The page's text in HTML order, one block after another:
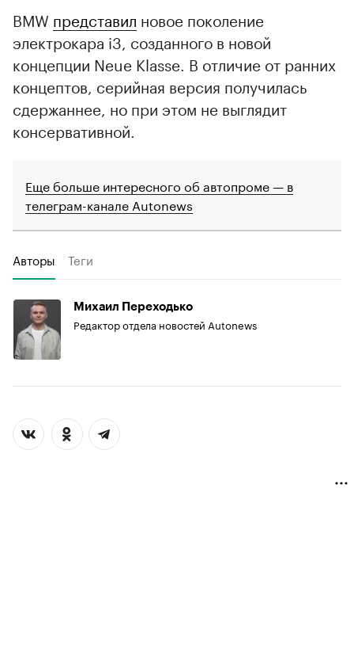
BMW представил новое поколение
электрокара i3, созданного в новой
концепции Neue Klasse. В отличие от ранних
концептов, серийная версия получилась
сдержаннее, но при этом не выглядит
консервативной.
Еще больше интересного об автопроме — в
телеграм-канале Autonews
Авторы Теги
Михаил Переходько
Редактор отдела новостей Autonews